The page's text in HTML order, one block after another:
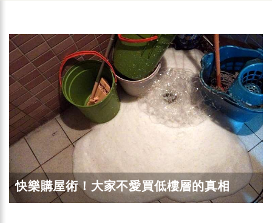
快樂購屋術！大家不愛買低樓層的真相